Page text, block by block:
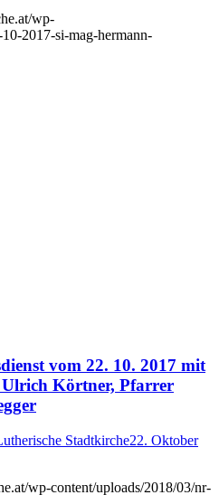
wp-
2017-si-mag-hermann-
vom 22. 10. 2017 mit
Körtner, Pfarrer
Stadtkirche22. Oktober
wp-content/uploads/2018/03/nr-